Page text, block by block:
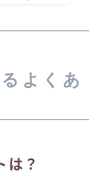
よくあ
は？